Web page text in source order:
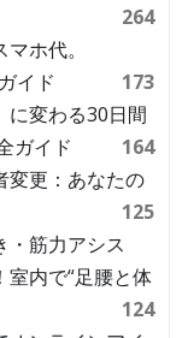
264
ホ代。
イド
173
に変わる30日間
ガイド
164
変更：あなたの
125
・筋力アシス
室内で“足腰と体
124